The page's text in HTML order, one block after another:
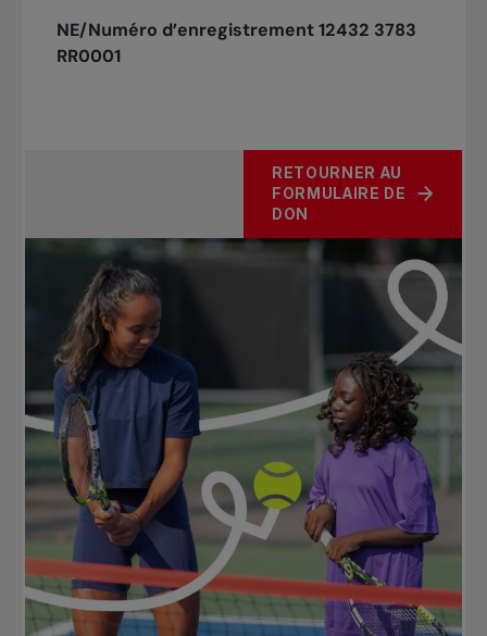
NE/Numéro d’enregistrement 12432 3783
RR0001
RETOURNER AU
FORMULAIRE DE
DON